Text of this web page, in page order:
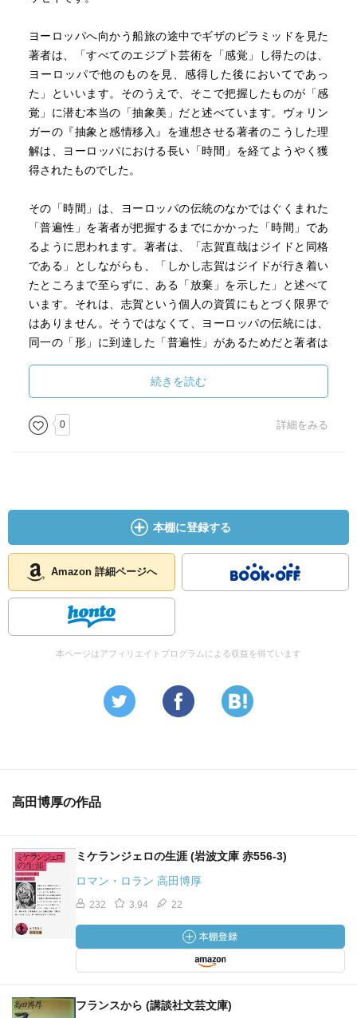
ヨーロッパへ向かう船旅の途中でギザのピラミッドを見た
著者は、「すべてのエジプト芸術を「感覚」し得たのは、
ヨーロッパで他のものを見、感得した後においてであっ
た」といいます。そのうえで、そこで把握したものが「感
覚」に潜む本当の「抽象美」だと述べています。ヴォリン
ガーの『抽象と感情移入』を連想させる著者のこうした理
解は、ヨーロッパにおける長い「時間」を経てようやく獲
得されたものでした。
その「時間」は、ヨーロッパの伝統のなかではぐくまれた
「普遍性」を著者が把握するまでにかかった「時間」であ
るように思われます。著者は、「志賀直哉はジイドと同格
である」としながらも、「しかし志賀はジイドが行き着い
たところまで至らずに、ある「放棄」を示した」と述べて
います。それは、志賀という個人の資質にもとづく限界で
はありません。そうではなくて、ヨーロッパの伝統には、
同一の「形」に到達した「普遍性」があるためだと著者は
強し、……その体質である「精神伝統」に眼を向けた」と
述べています。
こうした著者のヨーロッパ精神についての理解は、著者と
との交際をたのしんでいるように感じられます。これは、
彫刻家である著者が、ロダンを通じて「形」としての「普
遍性」を早く感得することができたからなのかもしれませ
ん。
続きを読む
0 詳細をみる
本棚に登録する
Amazon 詳細ページへ
本ページはアフィリエイトプログラムによる収益を得ています
高田博厚の作品
ミケランジェロの生涯 (岩波文庫 赤556-3)
ロマン・ロラン 高田博厚
232 3.94 22
フランスから (講談社文芸文庫)